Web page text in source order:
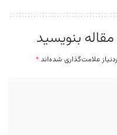
بنویسید
علامت‌گذاری شده‌اند *